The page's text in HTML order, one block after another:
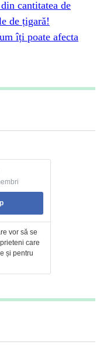
cantitatea de
de țigară!
îți poate afecta
vor să se
care
și pentru